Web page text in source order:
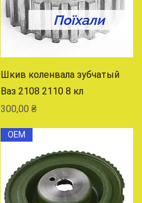
Быстрый просмотр
Шкив коленвала зубчатый
Ваз 2108 2110 8 кл
Цена
300,00 ₴
OEM